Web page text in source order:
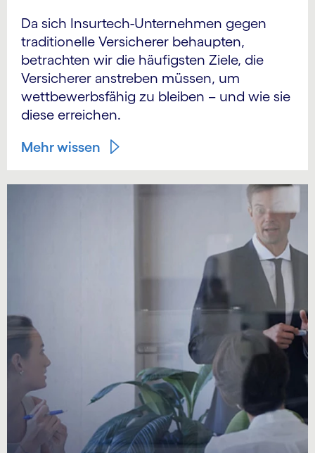
Da sich Insurtech-Unternehmen gegen
traditionelle Versicherer behaupten,
betrachten wir die häufigsten Ziele, die
Versicherer anstreben müssen, um
wettbewerbsfähig zu bleiben – und wie sie
diese erreichen.
Mehr wissen